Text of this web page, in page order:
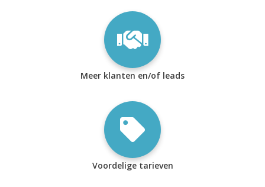
Meer klanten en/of leads
Voordelige tarieven